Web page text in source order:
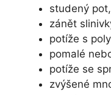
studený
zánět
potíže s
pomalé
potíže se
zvýšené